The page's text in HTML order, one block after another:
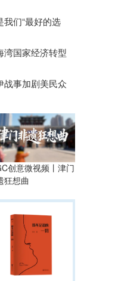
我们“最好的选
湾国家经济转型
战事加剧美民众
创意微视频丨津门
狂想曲